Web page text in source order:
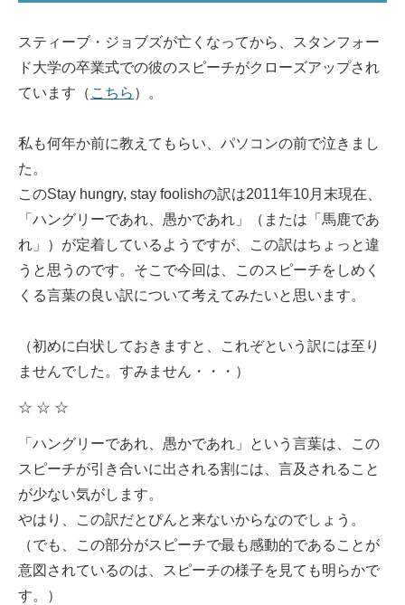
スティーブ・ジョブズが亡くなってから、スタンフォー
ド大学の卒業式での彼のスピーチがクローズアップされ
ています（ こちら ）。
私も何年か前に教えてもらい、パソコンの前で泣きまし
た。
このStay hungry, stay foolishの訳は2011年10月末現在、
「ハングリーであれ、愚かであれ」（または「馬鹿であ
れ」）が定着しているようですが、この訳はちょっと違
うと思うのです。そこで今回は、このスピーチをしめく
くる言葉の良い訳について考えてみたいと思います。
（初めに白状しておきますと、これぞという訳には至り
ませんでした。すみません・・・）
☆ ☆ ☆
「ハングリーであれ、愚かであれ」という言葉は、この
スピーチが引き合いに出される割には、言及されること
が少ない気がします。
やはり、この訳だとぴんと来ないからなのでしょう。
（でも、この部分がスピーチで最も感動的であることが
意図されているのは、スピーチの様子を見ても明らかで
す。）